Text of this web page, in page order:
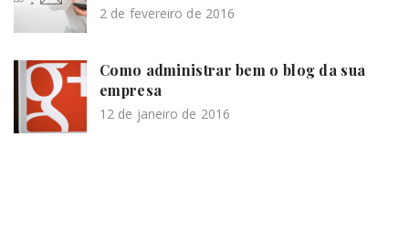
2 de fevereiro de 2016
Como administrar bem o blog da sua
empresa
12 de janeiro de 2016